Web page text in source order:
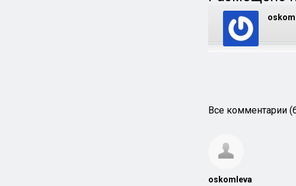
Все комментарии
oskomleva